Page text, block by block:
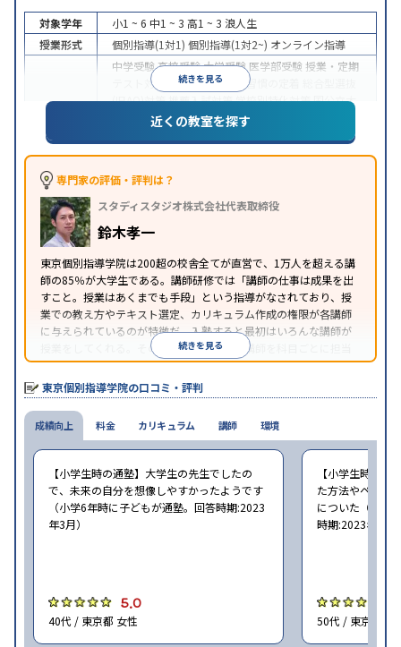
続きを見る
対象学年 小1 ~ 6 中1 ~ 3 高1 ~ 3 浪人生
授業形式
個別指導(1対1) 個別指導(1対2~) オンライン指導
中学受験高校受験大学受験 医学部受験 授業・定期
テスト対策
内申点対策 学習習慣の定着
(旧AO)対策推薦入試対策学校別特化対策国公立大
私大対策共通テスト対策
その他科目別特化
特徴
中高一貫校生に対応
応
オンライン対応
みの受講可発達障害の子どもに対応
※2023年3月調査。小学校高学年の個別指導塾アンケート調査方法
近くの教室を探す
専門家の評価・評判は？
スタディスタジオ株式会社代表取締役
鈴木孝一
東京個別指導学院は200超の校舎全てが直営で、1万人を超える講
師の85％が大学生である。講師研修では「講師の仕事は成果を出
すこと。授業はあくまでも手段」という指導がなされており、授
業での教え方やテキスト選定、カリキュラム作成の権限が各講師
に与えられているのが特徴だ。入塾すると最初はいろんな講師が
授業をしてくれる。その中から気に入った講師を科目ごとに担当
として指名することができるので、子どもに合う講師を見つけや
すい仕組みだと言える。
続きを見る
東京個別指導学院の口コミ・評判
成績向上
【小学生時の通塾】大学生の先生でしたの
で、未来の自分を想像しやすかったようです
（小学6年時に子どもが通塾。回答時期:2023
年3月）
5.0
40代 / 東京都 女性
【小学生時の通
た方法やペース
についた（小学
時期:2023年3月
50代 / 東京都 女
料金 カリキュラム 講師 環境